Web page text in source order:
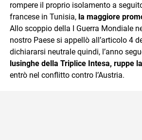
rompere il proprio isolamento a
francese in Tunisia, la maggiore
Allo scoppio della I Guerra Mondiale
nostro Paese si appellò all’articolo 4
dichiararsi neutrale quindi, l’anno
lusinghe della Triplice Intesa, ruppe
entrò nel conflitto contro l’Austria.